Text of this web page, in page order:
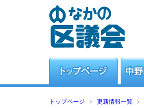
トップページ 更新情報一覧